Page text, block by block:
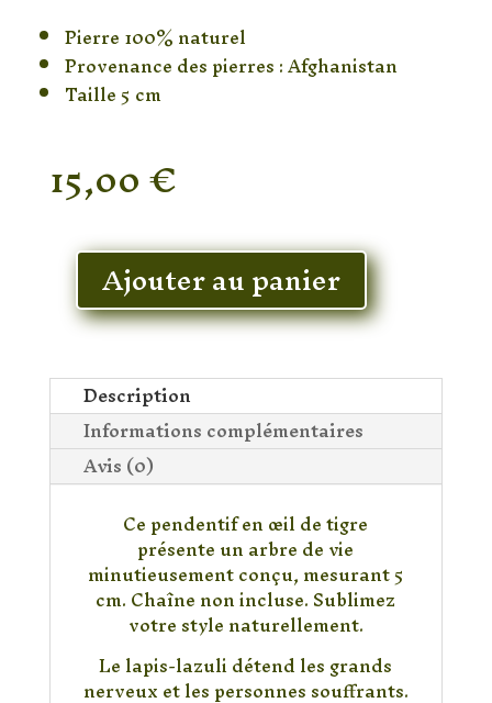
Pierre 100% naturel
Provenance des pierres : Afghanistan
Taille 5 cm
15,00€
En stock
quantité
Pendentif
Oeil
de
Tigre
Arbre
Vie
Ajouter au panier
Description
Informations complémentaires
Avis (0)
Ce pendentif en œil de tigre
présente un arbre de vie
minutieusement conçu, mesurant 5
cm. Chaîne non incluse. Sublimez
votre style naturellement.
Le lapis-lazuli détend les grands
nerveux et les personnes souffrants.